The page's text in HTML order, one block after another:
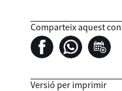
Comparteix aquest
Versió per imprimir